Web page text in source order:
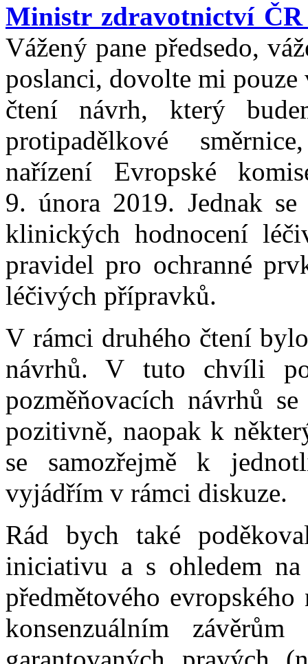
Ministr zdravotnictví ČR
Vážený pane předsedo,
poslanci, dovolte mi
čtení návrh, který
protipadělkové
nařízení Evropské
9. února 2019. Jednak
klinických hodnocení
pravidel pro ochranné
léčivých přípravků.
V rámci druhého čtení
návrhů. V tuto chvíli
pozměňovacích návrhů
pozitivně, naopak k
se samozřejmě k
vyjádřím v rámci diskuze.
Rád bych také
iniciativu a s ohledem
předmětového
konsenzuálním